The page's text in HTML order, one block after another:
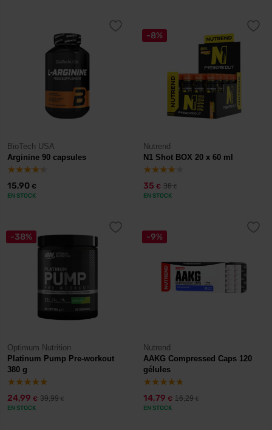
BioTech USA
Arginine 90 capsules
15,90 €
EN STOCK
-8%
Nutrend
N1 Shot BOX 20 x 60 ml
35 € 38€
EN STOCK
-38%
Optimum Nutrition
Platinum Pump Pre-workout
380 g
24,99 € 39,99€
EN STOCK
-9%
Nutrend
AAKG Compressed Caps 120
gélules
14,79 € 16,29€
EN STOCK